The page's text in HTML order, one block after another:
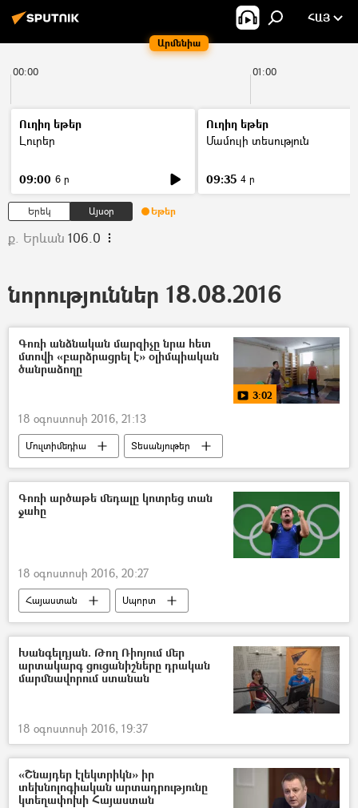
Արմենիա
ՀԱՅ
00:00 01:00
Ուղիղ եթեր
Լուրեր
09:00 6 ր
Ուղիղ եթեր
Մամուլի տեսություն
09:35 4 ր
Երեկ Այսօր Եթեր
ք. Երևան 106.0
նորություններ 18.08.2016
Գոռի անձնական մարզիչը նրա հետ
մտովի «բարձրացրել է» օլիմպիական
ծանրաձողը
3:02
18 օգոստոսի 2016, 21:13
Մուլտիմեդիա Տեսանյութեր
Գոռի արծաթե մեդալը կոտրեց տան
ջահը
18 օգոստոսի 2016, 20:27
Հայաստան Սպորտ
Խանգելդյան. Թող Ռիոյում մեր
արտակարգ ցուցանիշները դրական
մարմնավորում ստանան
18 օգոստոսի 2016, 19:37
«Շնայդեր էլեկտրիկն» իր
տեխնոլոգիական արտադրությունը
կտեղափոխի Հայաստան